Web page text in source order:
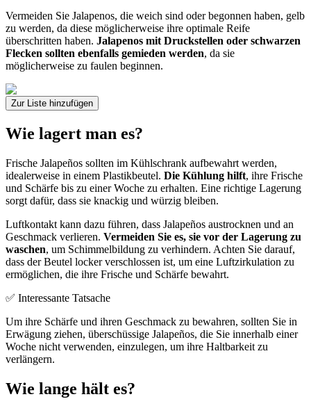
Vermeiden Sie Jalapenos, die weich sind oder begonnen haben, gelb
zu werden, da diese möglicherweise ihre optimale Reife
überschritten haben. Jalapenos mit Druckstellen oder schwarzen
Flecken sollten ebenfalls gemieden werden, da sie
möglicherweise zu faulen beginnen.
Zur Liste hinzufügen
Wie lagert man es?
Frische Jalapeños sollten im Kühlschrank aufbewahrt werden,
idealerweise in einem Plastikbeutel. Die Kühlung hilft, ihre Frische
und Schärfe bis zu einer Woche zu erhalten. Eine richtige Lagerung
sorgt dafür, dass sie knackig und würzig bleiben.
Luftkontakt kann dazu führen, dass Jalapeños austrocknen und an
Geschmack verlieren. Vermeiden Sie es, sie vor der Lagerung zu
waschen, um Schimmelbildung zu verhindern. Achten Sie darauf,
dass der Beutel locker verschlossen ist, um eine Luftzirkulation zu
ermöglichen, die ihre Frische und Schärfe bewahrt.
✅ Interessante Tatsache
Um ihre Schärfe und ihren Geschmack zu bewahren, sollten Sie in
Erwägung ziehen, überschüssige Jalapeños, die Sie innerhalb einer
Woche nicht verwenden, einzulegen, um ihre Haltbarkeit zu
verlängern.
Wie lange hält es?